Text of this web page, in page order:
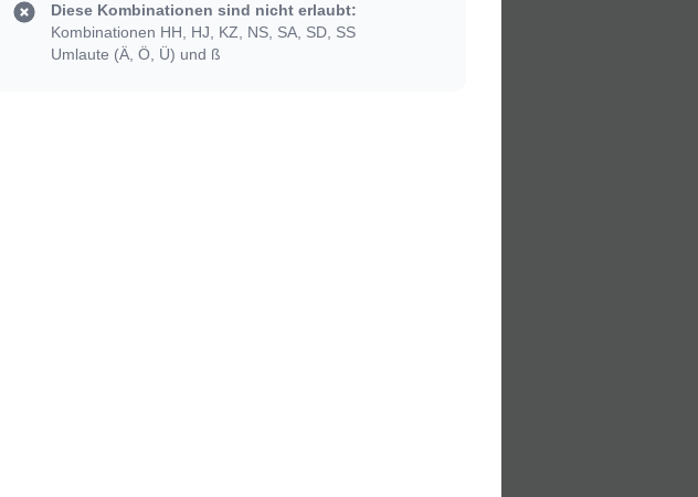
Diese Kombinationen sind nicht erlaubt:
Kombinationen HH, HJ, KZ, NS, SA, SD, SS
Umlaute (Ä, Ö, Ü) und ß